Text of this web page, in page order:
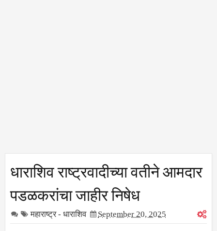
धाराशिव राष्ट्रवादीच्या वतीने आमदार
पडळकरांचा जाहीर निषेध
महाराष्ट्र - धाराशिव September 20, 2025